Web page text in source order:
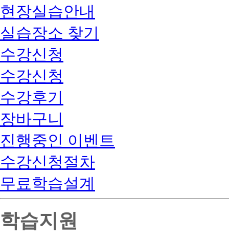
현장실습안내
실습장소 찾기
수강신청
수강신청
수강후기
장바구니
진행중인 이벤트
수강신청절차
무료학습설계
학습지원